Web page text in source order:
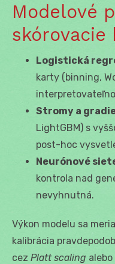
Modelové
skórovacie
Logistická
karty (binning,
Stromy a
LightGBM) s
post-hoc
Neurónové
kontrola nad
nevyhnutná.
Výkon modelu sa
kalibrácia
cez Platt scaling